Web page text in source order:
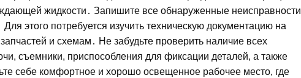
жидкости․ Запишите все обнаруженные неисправности
этого потребуется изучить техническую документацию на
и схемам․ Не забудьте проверить наличие всех
съемники, приспособления для фиксации деталей, а также
себе комфортное и хорошо освещенное рабочее место, где